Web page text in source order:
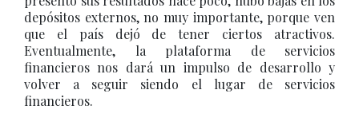
depósitos externos, no muy importante, porque ven
que el país dejó de tener ciertos atractivos.
Eventualmente, la plataforma de servicios
financieros nos dará un impulso de desarrollo y
volver a seguir siendo el lugar de servicios
financieros.